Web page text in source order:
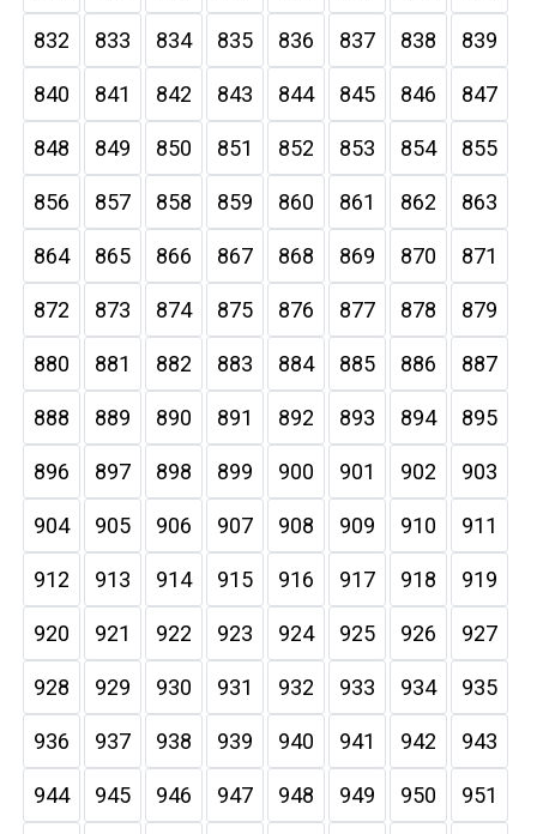
832 833 834 835 836 837 838 839
840 841 842 843 844 845 846 847
848 849 850 851 852 853 854 855
856 857 858 859 860 861 862 863
864 865 866 867 868 869 870 871
872 873 874 875 876 877 878 879
880 881 882 883 884 885 886 887
888 889 890 891 892 893 894 895
896 897 898 899 900 901 902 903
904 905 906 907 908 909 910 911
912 913 914 915 916 917 918 919
920 921 922 923 924 925 926 927
928 929 930 931 932 933 934 935
936 937 938 939 940 941 942 943
944 945 946 947 948 949 950 951